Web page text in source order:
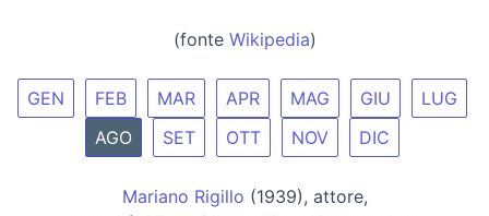
(fonte Wikipedia)
GEN FEB MAR APR MAG GIU
LUG
AGO
SET OTT NOV DIC
Mariano Rigillo (1939), attore,